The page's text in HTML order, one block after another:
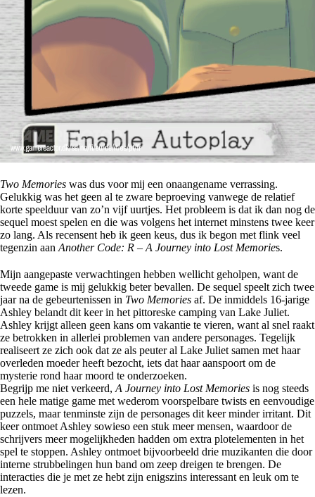
Two Memories was dus voor mij een onaangename verrassing.
Gelukkig was het geen al te zware beproeving vanwege de relatief
korte speelduur van zo’n vijf uurtjes. Het probleem is dat ik dan nog de
sequel moest spelen en die was volgens het internet minstens twee keer
zo lang. Als recensent heb ik geen keus, dus ik begon met flink veel
tegenzin aan Another Code: R – A Journey into Lost Memories.
Mijn aangepaste verwachtingen hebben wellicht geholpen, want de
tweede game is mij gelukkig beter bevallen. De sequel speelt zich twee
jaar na de gebeurtenissen in Two Memories af. De inmiddels 16-jarige
Ashley belandt dit keer in het pittoreske camping van Lake Juliet.
Ashley krijgt alleen geen kans om vakantie te vieren, want al snel raakt
ze betrokken in allerlei problemen van andere personages. Tegelijk
realiseert ze zich ook dat ze als peuter al Lake Juliet samen met haar
overleden moeder heeft bezocht, iets dat haar aanspoort om de
mysterie rond haar moord te onderzoeken.
Begrijp me niet verkeerd, A Journey into Lost Memories is nog steeds
een hele matige game met wederom voorspelbare twists en eenvoudige
puzzels, maar tenminste zijn de personages dit keer minder irritant. Dit
keer ontmoet Ashley sowieso een stuk meer mensen, waardoor de
schrijvers meer mogelijkheden hadden om extra plotelementen in het
spel te stoppen. Ashley ontmoet bijvoorbeeld drie muzikanten die door
interne strubbelingen hun band om zeep dreigen te brengen. De
interacties die je met ze hebt zijn enigszins interessant en leuk om te
lezen.